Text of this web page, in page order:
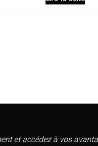
et accédez à vos